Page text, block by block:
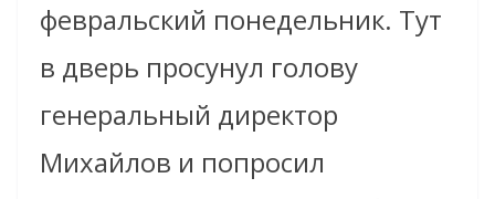
февральский понедельник. Тут
в дверь просунул голову
генеральный директор
Михайлов и попросил